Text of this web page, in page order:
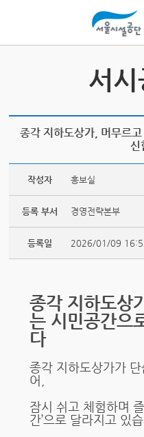
서시
종각 지하도상가, 머무르
신
작성자 홍보실
등록 부서 경영전략본부
등록일 2026/01/09
종각 지하도상
는 시민공간으
다
종각 지하도상가가
어,
잠시 쉬고 체험하며
간’으로 달라지고 있